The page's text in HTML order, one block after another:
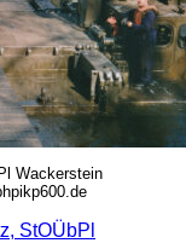
Wackerstein